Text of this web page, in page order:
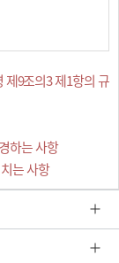
제9조의3 제1항의 규
하는 사항
는 사항